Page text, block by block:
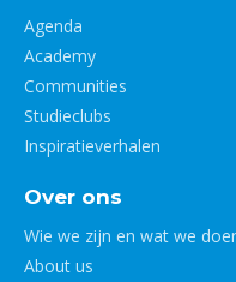
Agenda
Academy
Communities
Studieclubs
Inspiratieverhalen
Over ons
Wie we zijn en wat we
About us